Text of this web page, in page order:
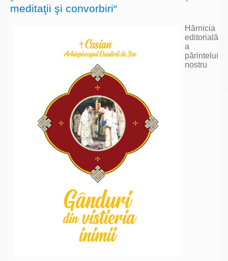
meditaţii şi convorbiri“
Hărnicia
editorială
a
părintelui
nostru